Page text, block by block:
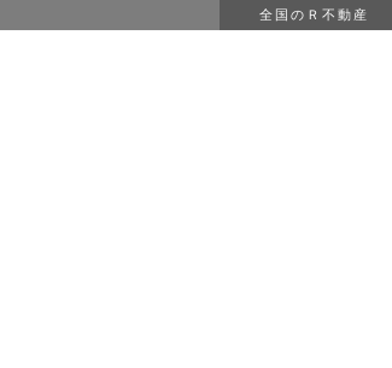
全国のＲ不動産